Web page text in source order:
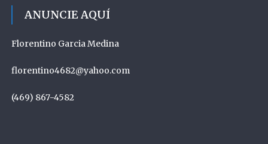
ANUNCIE AQUÍ
Florentino Garcia Medina
florentino4682@yahoo.com
(469) 867-4582